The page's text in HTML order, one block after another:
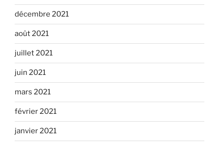
décembre 2021
août 2021
juillet 2021
juin 2021
mars 2021
février 2021
janvier 2021